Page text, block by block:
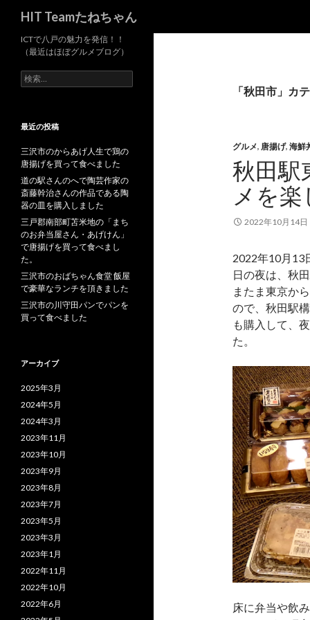
HIT Teamたねちゃん
「秋田市」カ
グルメ, 唐揚げ, 海鮮
秋田駅
メを
2022年10月14日
2022年10月13
日の夜は、秋
またま東京か
ので、秋田駅
も購入して、
た。
床に弁当や飲
ICTで八戸の魅力を発信！！
（最近はほぼグルメブログ）
検
索
最近の投稿
三沢市のからあげ人生で鶏の
唐揚げを買って食べました
道の駅さんのへで陶芸作家の
斎藤幹治さんの作品である陶
器の皿を購入しました
三戸郡南部町苫米地の「まち
のお弁当屋さん・あげけん」
で唐揚げを買って食べまし
た。
三沢市のおばちゃん食堂 飯屋
で豪華なランチを頂きました
三沢市の川守田パンでパンを
買って食べました
アーカイブ
2025年3月
2024年5月
2024年3月
2023年11月
2023年10月
2023年9月
2023年8月
2023年7月
2023年5月
2023年3月
2023年1月
2022年11月
2022年10月
2022年6月